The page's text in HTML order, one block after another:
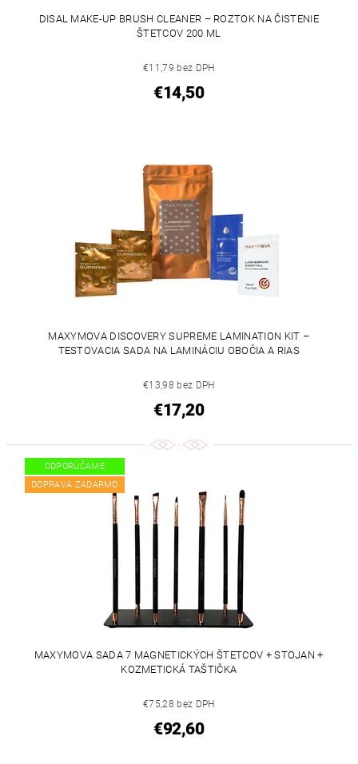
DISAL MAKE-UP BRUSH CLEANER – ROZTOK NA ČISTENIE
ŠTETCOV 200 ML
€11,79 bez DPH
€14,50
MAXYMOVA DISCOVERY SUPREME LAMINATION KIT –
TESTOVACIA SADA NA LAMINÁCIU OBOČIA A RIAS
€13,98 bez DPH
€17,20
ODPORÚČAME
DOPRAVA ZADARMO
MAXYMOVA SADA 7 MAGNETICKÝCH ŠTETCOV + STOJAN +
KOZMETICKÁ TAŠTIČKA
€75,28 bez DPH
€92,60